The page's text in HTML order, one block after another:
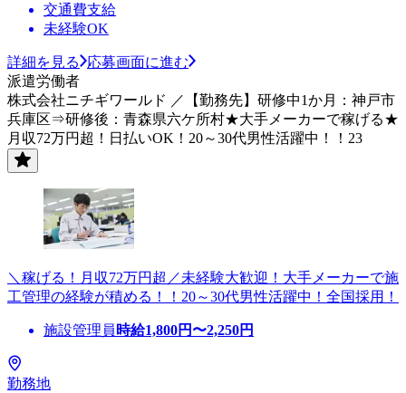
交通費支給
未経験OK
詳細を見る
応募画面に進む
派遣労働者
株式会社ニチギワールド ／【勤務先】研修中1か月：神戸市
兵庫区⇒研修後：青森県六ケ所村★大手メーカーで稼げる★
月収72万円超！日払いOK！20～30代男性活躍中！！23
＼稼げる！月収72万円超／未経験大歓迎！大手メーカーで施
工管理の経験が積める！！20～30代男性活躍中！全国採用！
施設管理員 時給1,800円〜2,250円
勤務地